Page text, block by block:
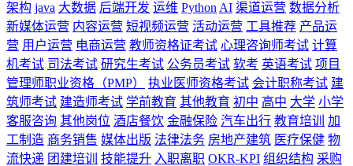
架构 java 大数据 后端开发 运维 Python AI 渠道运营 数据分析
新媒体运营 内容运营 短视频运营 活动运营 工具推荐 产品运
营 用户运营 电商运营 教师资格证考试 心理咨询师考试 计算
机考试 司法考试 研究生考试 公务员考试 软考 英语考试 项目
管理师职业资格（PMP）
执业医师资格考试 会计职称考试 建
筑师考试 建造师考试 学前教育 其他教育 初中 高中 大学 小学
客服咨询 其他岗位 酒店餐饮 金融保险 汽车出行 教育培训
加
工制造 商务销售 媒体出版 法律法务 房地产建筑 医疗保健 物
流快递 团建培训 技能提升 入职离职 OKR-KPI 组织结构 采购